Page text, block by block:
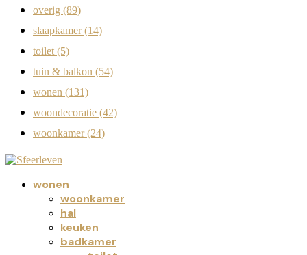
overig (89)
slaapkamer(14)
toilet (5)
tuin & balkon (54)
wonen (131)
woondecoratie (42)
woonkamer(24)
wonen
woonkamer
hal
keuken
badkamer